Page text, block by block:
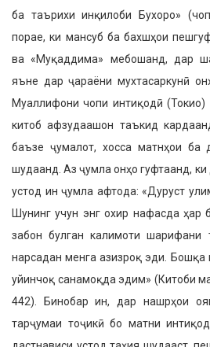
ба таърихи инқилоби Бухоро»
порае, ки мансуб ба бахшҳои
ва «Муқаддима» мебошанд, дар
яъне дар ҷараёни мухтасаркунӣ
Муаллифони чопи интиқодӣ
китоб афзудаашон таъкид
баъзе ҷумалот, хосса матнҳои ба
шудаанд. Аз ҷумла онҳо гуфтаанд,
устод ин ҷумла афтода: «Дуруст
Шунинг учун энг охир нафасда ҳар
забон булган калимоти шарифани
нарсадан менга азизроқ эди. Бошқа
уйинчоқ санамоқда эдим» (Китоби
442). Бинобар ин, дар нашрҳои
тарҷумаи тоҷикӣ бо матни